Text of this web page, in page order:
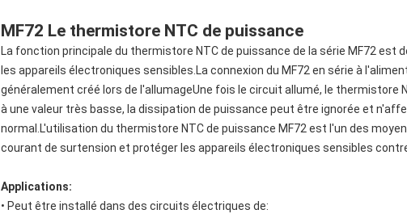
MF72 Le thermistore NTC de puissance
La fonction principale du thermistore NTC de puissance de la série MF72
les appareils électroniques sensibles.La connexion du MF72 en série à
généralement créé lors de l'allumageUne fois le circuit allumé, le thermistore
à une valeur très basse, la dissipation de puissance peut être ignorée et
normal.L'utilisation du thermistore NTC de puissance MF72 est l'un des
courant de surtension et protéger les appareils électroniques sensibles
Applications:
• Peut être installé dans des circuits électriques de: